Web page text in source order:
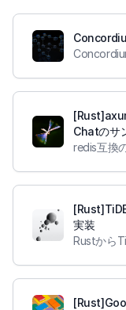
Chatのサ
実装